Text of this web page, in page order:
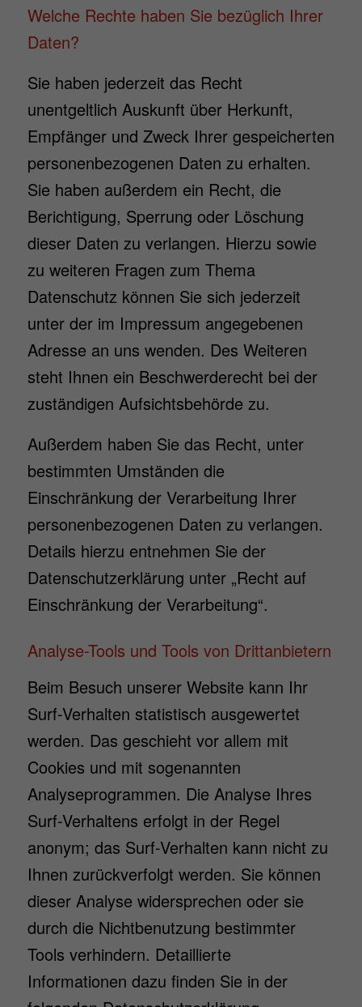
Welche Rechte haben Sie bezüglich Ihrer
Daten?
Sie haben jederzeit das Recht
unentgeltlich Auskunft über Herkunft,
Empfänger und Zweck Ihrer gespeicherten
personenbezogenen Daten zu erhalten.
Sie haben außerdem ein Recht, die
Berichtigung, Sperrung oder Löschung
dieser Daten zu verlangen. Hierzu sowie
zu weiteren Fragen zum Thema
Datenschutz können Sie sich jederzeit
unter der im Impressum angegebenen
Adresse an uns wenden. Des Weiteren
steht Ihnen ein Beschwerderecht bei der
zuständigen Aufsichtsbehörde zu.
Außerdem haben Sie das Recht, unter
bestimmten Umständen die
Einschränkung der Verarbeitung Ihrer
personenbezogenen Daten zu verlangen.
Details hierzu entnehmen Sie der
Datenschutzerklärung unter „Recht auf
Einschränkung der Verarbeitung“.
Analyse-Tools und Tools von Drittanbietern
Beim Besuch unserer Website kann Ihr
Surf-Verhalten statistisch ausgewertet
werden. Das geschieht vor allem mit
Cookies und mit sogenannten
Analyseprogrammen. Die Analyse Ihres
Surf-Verhaltens erfolgt in der Regel
anonym; das Surf-Verhalten kann nicht zu
Ihnen zurückverfolgt werden. Sie können
dieser Analyse widersprechen oder sie
durch die Nichtbenutzung bestimmter
Tools verhindern. Detaillierte
Informationen dazu finden Sie in der